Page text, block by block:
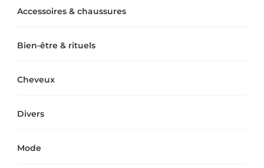
Accessoires & chaussures
Bien-être & rituels
Cheveux
Divers
Mode